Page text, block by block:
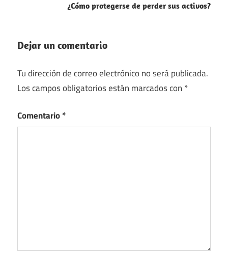
¿Cómo protegerse de perder sus activos?
Dejar un comentario
Tu dirección de correo electrónico no será publicada.
Los campos obligatorios están marcados con *
Comentario*